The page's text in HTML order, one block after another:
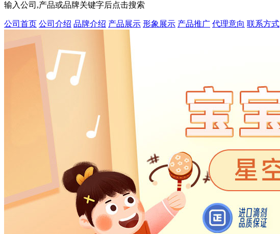
输入公司,产品或品牌关键字后点击搜索
公司首页 公司介绍 品牌介绍 产品展示 形象展示 产品推广 代理意向 联系方式